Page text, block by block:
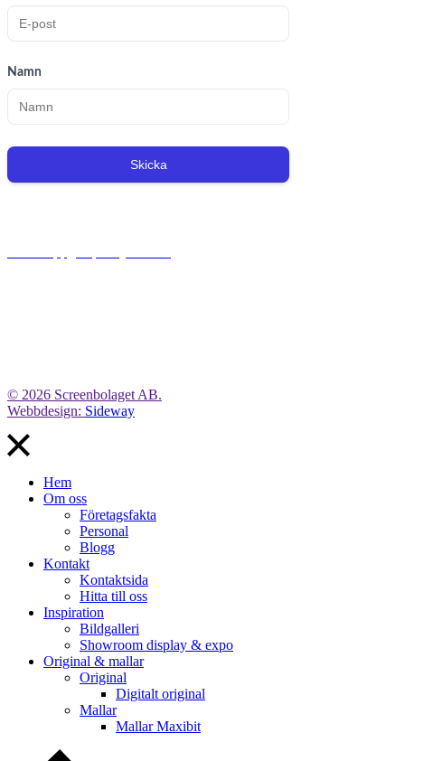
Namn
Skicka
© 2026 Screenbolaget AB.
Webbdesign: Sideway
Hem
Om oss
Företagsfakta
Personal
Blogg
Kontakt
Kontaktsida
Hitta till oss
Inspiration
Bildgalleri
Showroom display & expo
Original & mallar
Original
Digitalt original
Mallar
Mallar Maxibit